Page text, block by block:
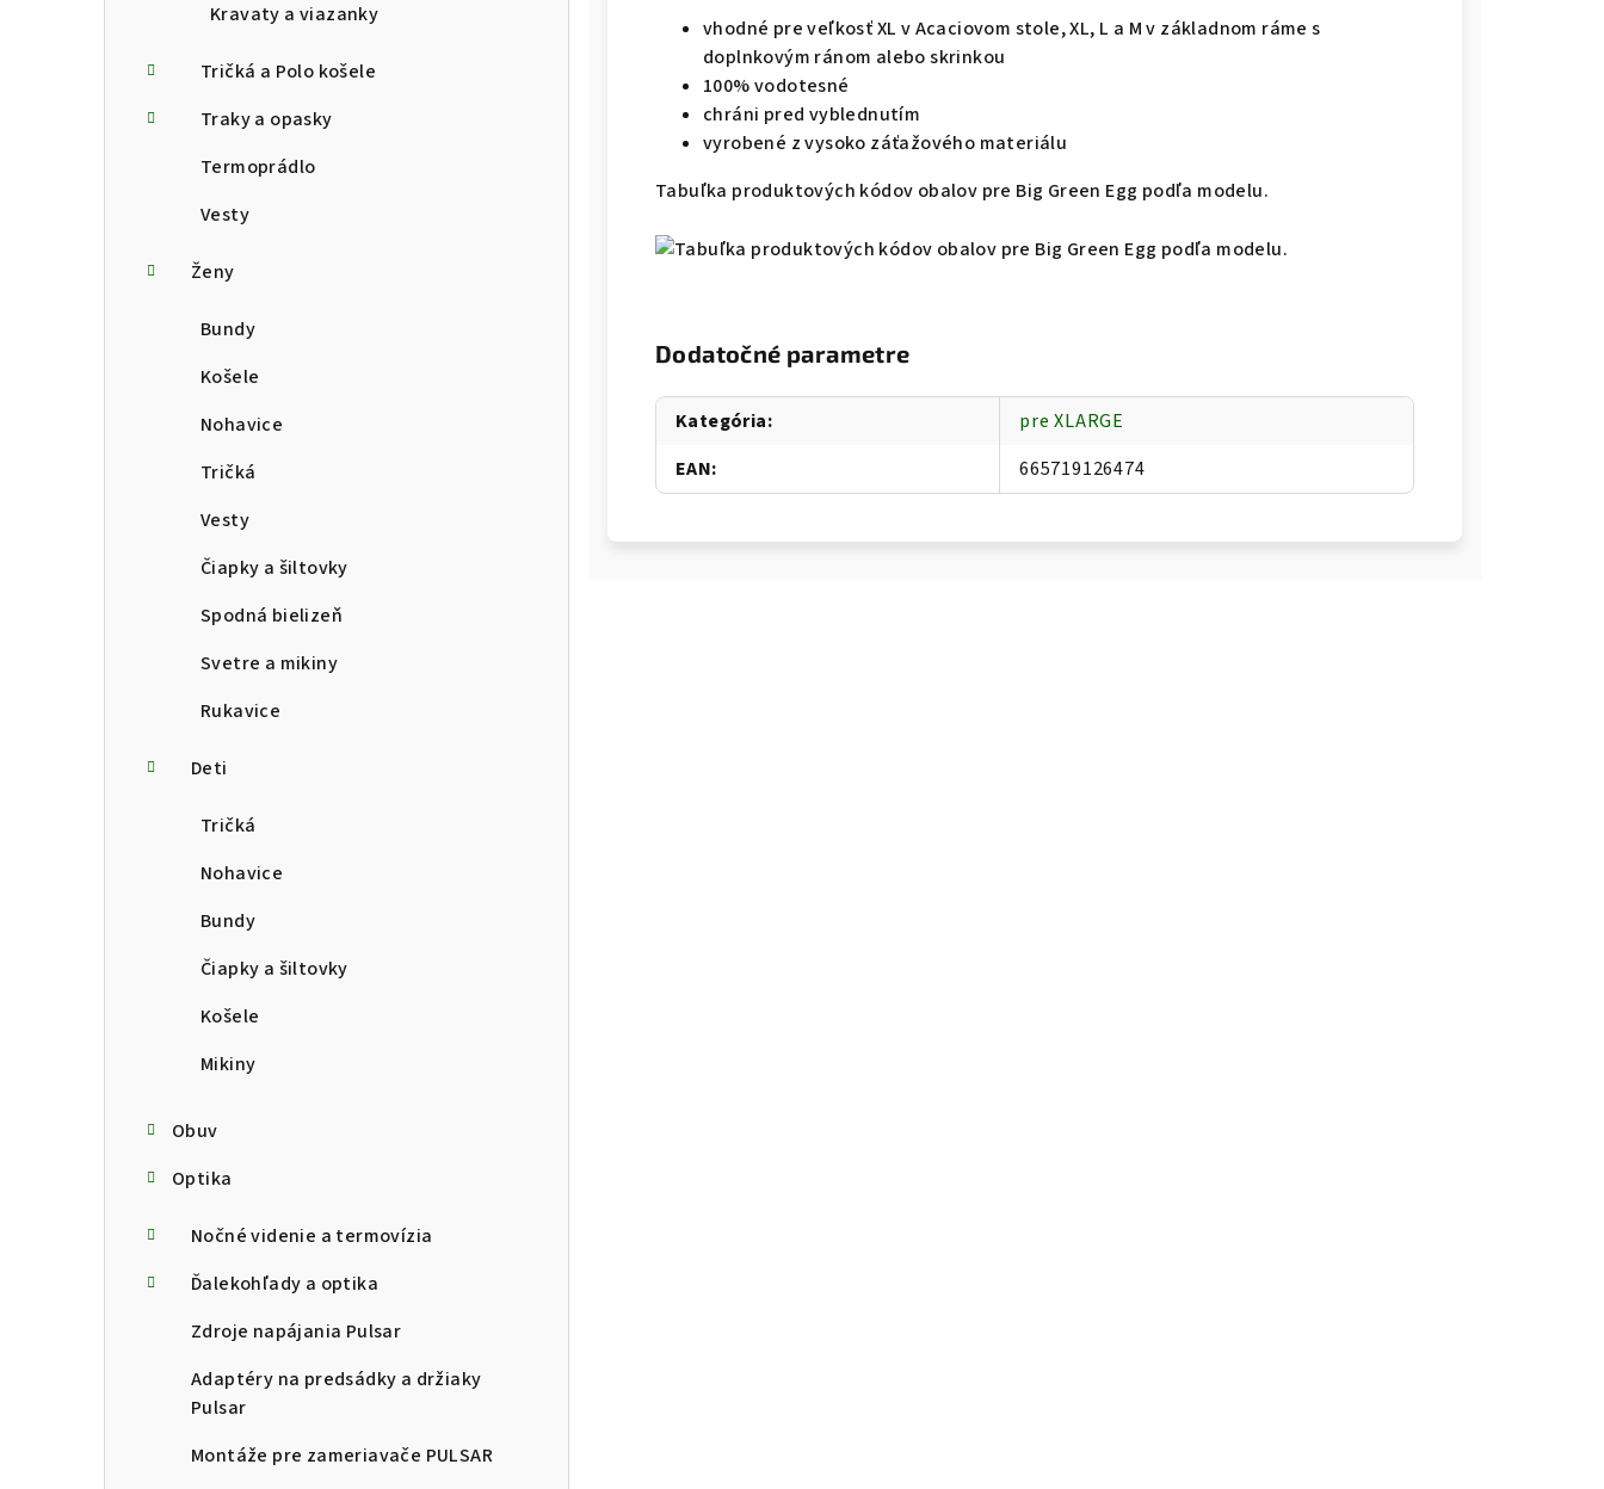
Kravaty a viazanky
Tričká a Polo košele
Traky a opasky
Termoprádlo
Vesty
Ženy
Bundy
Košele
Nohavice
Tričká
Vesty
Čiapky a šiltovky
Spodná bielizeň
Svetre a mikiny
Rukavice
Deti
Tričká
Nohavice
Bundy
Čiapky a šiltovky
Košele
Mikiny
Obuv
Optika
Nočné videnie a termovízia
Ďalekohľady a optika
Zdroje napájania Pulsar
Adaptéry na predsádky a držiaky
Pulsar
Montáže pre zameriavače PULSAR
vhodné pre veľkosť XL v Acaciovom stole, XL, L a M v základnom ráme s
doplnkovým ránom alebo skrinkou
100% vodotesné
chráni pred vyblednutím
vyrobené z vysoko záťažového materiálu
Tabuľka produktových kódov obalov pre Big Green Egg podľa modelu.
Dodatočné parametre
Kategória:
pre XLARGE
EAN: 665719126474